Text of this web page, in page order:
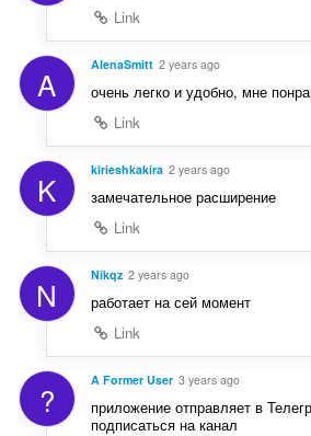
Link
A AlenaSmitt 2 years ago
очень легко и удобно, мне
Link
K kirieshkakira 2 years ago
замечательное расширение
Link
N Nikqz 2 years ago
работает на сей момент
Link
? A Former User 3 years ago
приложение отправляет в
подписаться на канал